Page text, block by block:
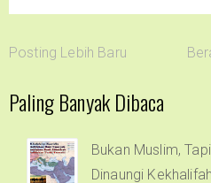
Posting Lebih Baru
Paling Banyak Dibaca
Bukan Muslim,
Dinaungi